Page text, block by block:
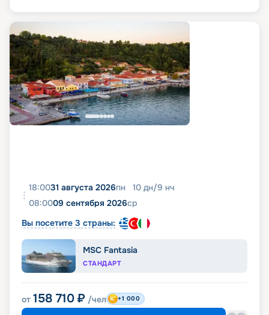
18:0031 августа 2026пн 10 дн/9 нч
08:0009 сентября 2026ср
Вы посетите 3 страны:
MSC Fantasia
СТАНДАРТ
от 158 710 ₽ /чел +1 000